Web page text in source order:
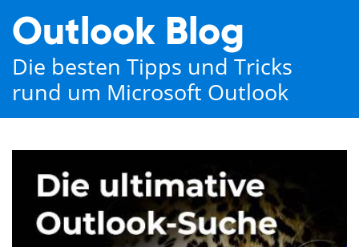
Outlook Blog
Die besten Tipps und Tricks
rund um Microsoft Outlook